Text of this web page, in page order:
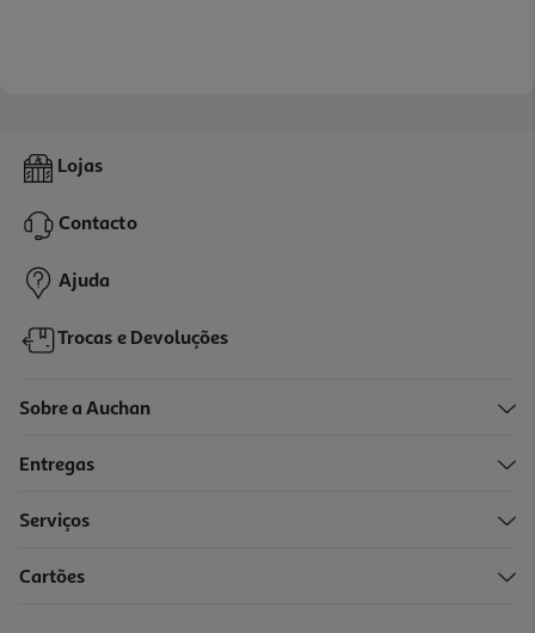
Lojas
Contacto
Ajuda
Trocas e Devoluções
Sobre a Auchan
Entregas
Serviços
Cartões